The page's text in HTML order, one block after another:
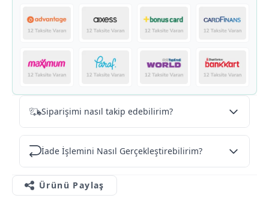
Siparişimi nasıl takip edebilirim?
İade İşlemini Nasıl Gerçekleştirebilirim?
Ürünü Paylaş